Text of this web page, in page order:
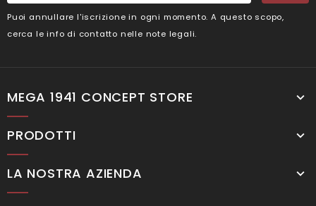
Puoi annullare l'iscrizione in ogni momento. A questo scopo,
cerca le info di contatto nelle note legali.
MEGA 1941 CONCEPT STORE
PRODOTTI
LA NOSTRA AZIENDA